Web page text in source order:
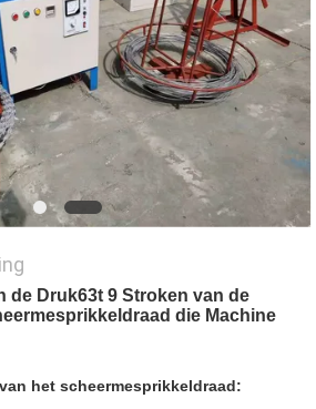
de Druk63t 9 Stroken van de
die Machine
het scheermesprikkeldraad: